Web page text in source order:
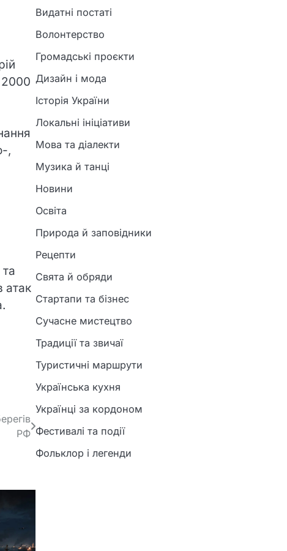
2000
,
атак
РФ
Видатні постаті
Волонтерство
Громадські проєкти
Дизайн і мода
Історія України
Локальні ініціативи
Мова та діалекти
Музика й танці
Новини
Освіта
Природа й заповідники
Рецепти
Свята й обряди
Стартапи та бізнес
Сучасне мистецтво
Традиції та звичаї
Туристичні маршрути
Українська кухня
Українці за кордоном
Фестивалі та події
Фольклор і легенди